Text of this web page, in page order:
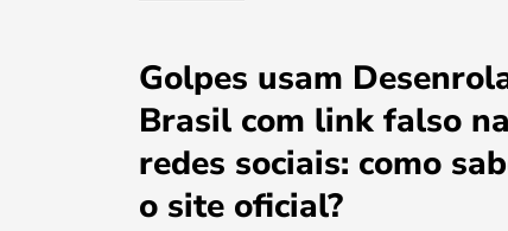
Golpes usam
Brasil com link falso
redes sociais: como
o site oficial?